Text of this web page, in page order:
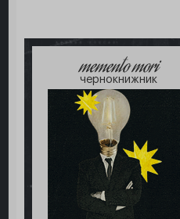
memento mori
чернокнижник